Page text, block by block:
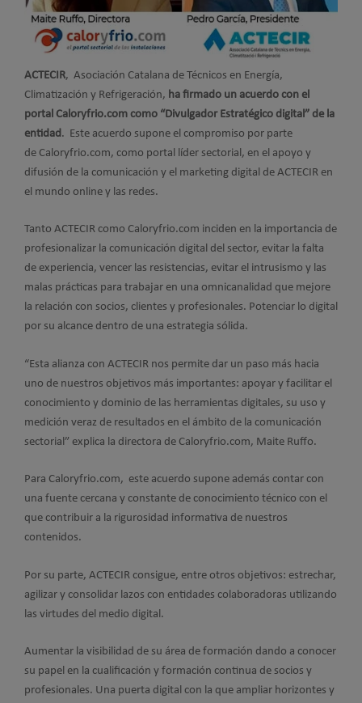
ACTECIR, Asociación Catalana de Técnicos en Energía,
Climatización y Refrigeración, ha firmado un acuerdo con el
portal Caloryfrio.com como “Divulgador Estratégico digital” de la
entidad . Este acuerdo supone el compromiso por parte
de Caloryfrio.com, como portal líder sectorial, en el apoyo y
difusión de la comunicación y el marketing digital de ACTECIR en
el mundo online y las redes.
Tanto ACTECIR como Caloryfrio.com inciden en la importancia de
profesionalizar la comunicación digital del sector, evitar la falta
de experiencia, vencer las resistencias, evitar el intrusismo y las
malas prácticas para trabajar en una omnicanalidad que mejore
la relación con socios, clientes y profesionales. Potenciar lo digital
por su alcance dentro de una estrategia sólida.
“Esta alianza con ACTECIR nos permite dar un paso más hacia
uno de nuestros objetivos más importantes: apoyar y facilitar el
conocimiento y dominio de las herramientas digitales, su uso y
medición veraz de resultados en el ámbito de la comunicación
sectorial” explica la directora de Caloryfrio.com, Maite Ruffo.
Para Caloryfrio.com, este acuerdo supone además contar con
una fuente cercana y constante de conocimiento técnico con el
que contribuir a la rigurosidad informativa de nuestros
contenidos.
Por su parte, ACTECIR consigue, entre otros objetivos: estrechar,
agilizar y consolidar lazos con entidades colaboradoras utilizando
las virtudes del medio digital.
Aumentar la visibilidad de su área de formación dando a conocer
su papel en la cualificación y formación continua de socios y
profesionales. Una puerta digital con la que ampliar horizontes y